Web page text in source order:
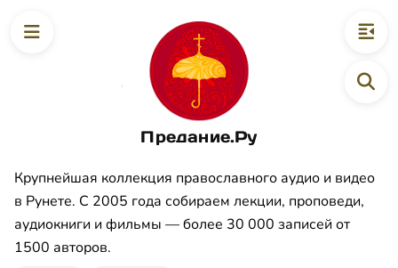
Предание.Ру
Крупнейшая коллекция православного аудио и видео
в Рунете. С 2005 года собираем лекции, проповеди,
аудиокниги и фильмы — более 30 000 записей от
1500 авторов.